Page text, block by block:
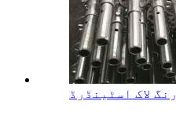
رنگ لاک اسٹینڈرڈ